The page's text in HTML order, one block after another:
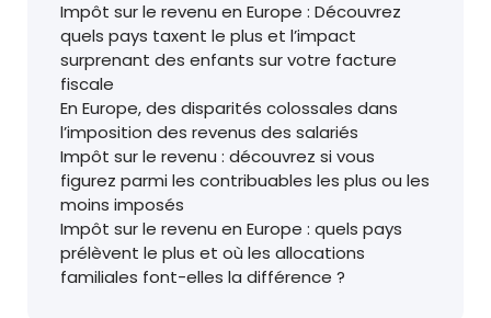
Impôt sur le revenu en Europe : Découvrez
quels pays taxent le plus et l’impact
surprenant des enfants sur votre facture
fiscale
En Europe, des disparités colossales dans
l’imposition des revenus des salariés
Impôt sur le revenu : découvrez si vous
figurez parmi les contribuables les plus ou les
moins imposés
Impôt sur le revenu en Europe : quels pays
prélèvent le plus et où les allocations
familiales font-elles la différence ?